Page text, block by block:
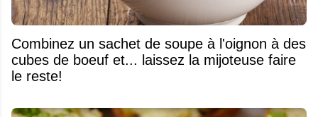
Combinez un sachet de soupe à l'oignon à des
cubes de boeuf et... laissez la mijoteuse faire
le reste!